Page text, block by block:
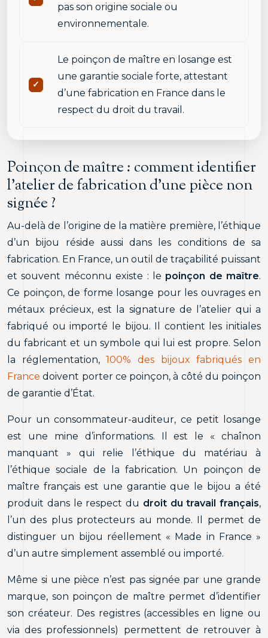
pas son origine sociale ou
environnementale.
Le poinçon de maître en losange est
une garantie sociale forte, attestant
d’une fabrication en France dans le
respect du droit du travail.
Poinçon de maître : comment identifier
l’atelier de fabrication d’une pièce non
signée ?
Au-delà de l’origine de la matière première, l’éthique
d’un bijou réside aussi dans les conditions de sa
fabrication. En France, un outil de traçabilité puissant
et souvent méconnu existe : le poinçon de maître.
Ce poinçon, de forme losange pour les ouvrages en
métaux précieux, est la signature de l’atelier qui a
fabriqué ou importé le bijou. Il contient les initiales
du fabricant et un symbole qui lui est propre. Selon
la réglementation,100% des bijoux fabriqués en
France doivent porter ce poinçon, à côté du poinçon
de garantie d’État.
Pour un consommateur-auditeur, ce petit losange
est une mine d’informations. Il est le « chaînon
manquant » qui relie l’éthique du matériau à
l’éthique sociale de la fabrication. Un poinçon de
maître français est une garantie que le bijou a été
produit dans le respect du droit du travail français,
l’un des plus protecteurs au monde. Il permet de
distinguer un bijou réellement « Made in France »
d’un autre simplement assemblé ou importé.
Même si une pièce n’est pas signée par une grande
marque, son poinçon de maître permet d’identifier
son créateur. Des registres (accessibles en ligne ou
via des professionnels) permettent de retrouver à